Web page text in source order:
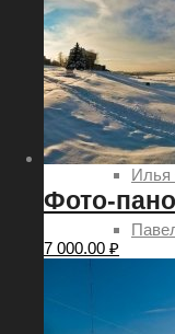
Илья
Фото-
7 000.00 ₽